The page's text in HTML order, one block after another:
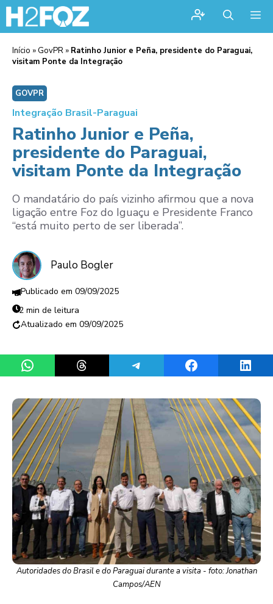
Início » GovPR » Ratinho Junior e Peña, presidente do Paraguai,
visitam Ponte da Integração
GOVPR
Integração Brasil-Paraguai
Ratinho Junior e Peña,
presidente do Paraguai,
visitam Ponte da Integração
O mandatário do país vizinho afirmou que a nova
ligação entre Foz do Iguaçu e Presidente Franco
“está muito perto de ser liberada”.
Paulo Bogler
09/09/2025
2 min de leitura
09/09/2025
Share on WhatsAppShare on ThreadsShare on TelegramShare on Facebook
Autoridades do Brasil e do Paraguai durante a visita - foto: Jonathan
Campos/AEN